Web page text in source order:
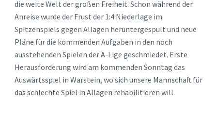
die weite Welt der großen Freiheit. Schon während der
Anreise wurde der Frust der 1:4 Niederlage im
Spitzenspiels gegen Allagen heruntergespült und neue
Pläne für die kommenden Aufgaben in den noch
ausstehenden Spielen der A-Lige geschmiedet. Erste
Herausforderung wird am kommenden Sonntag das
Auswärtsspiel in Warstein, wo sich unsere Mannschaft für
das schlechte Spiel in Allagen rehabilitieren will.